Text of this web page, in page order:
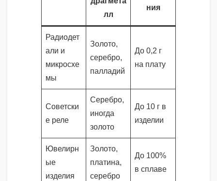
лл
ния
Радиодет
али и
микросхе
мы
Золото,
серебро,
палладий
До 0,2 г
на плату
Советски
е реле
Серебро,
иногда
золото
До 10 г в
изделии
Ювелирн
ые
изделия
Золото,
платина,
серебро
До 100%
в сплаве